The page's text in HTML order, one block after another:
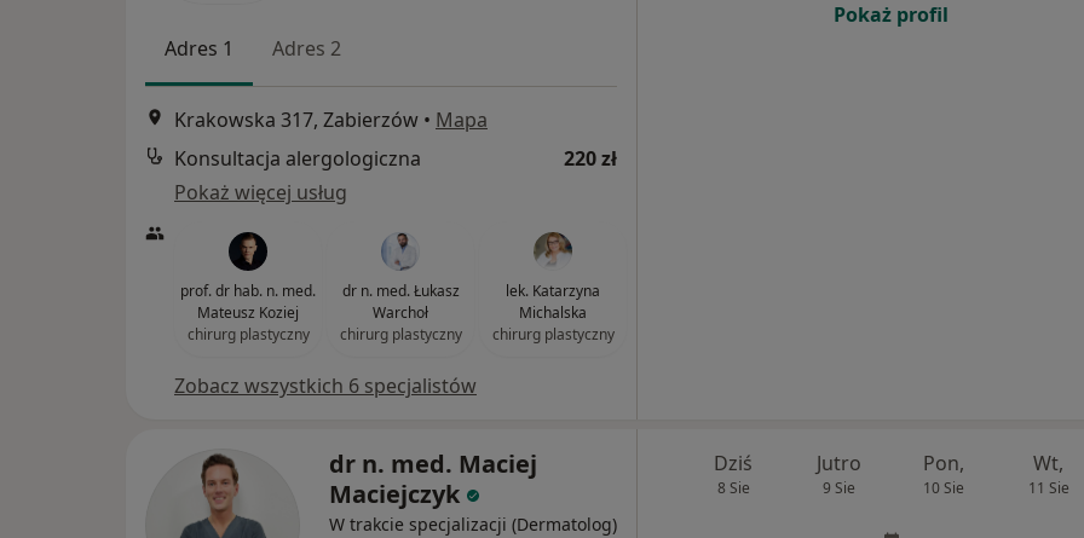
Adres 1 Adres 2
Krakowska 317, Zabierzów • Mapa
Konsultacja alergologiczna
220 zł
Pokaż więcej usług
prof. dr hab. n. med.
Mateusz Koziej
chirurg plastyczny
dr n. med. Łukasz
Warchoł
chirurg plastyczny
lek. Katarzyna
Michalska
chirurg plastyczny
Zobacz wszystkich 6 specjalistów
Pokaż profil
dr n. med. Maciej
Maciejczyk
W trakcie specjalizacji (Dermatolog)
Dziś
8 Sie
Jutro
9 Sie
Pon,
10 Sie
Wt,
11 Sie